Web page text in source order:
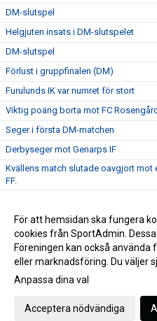
DM-slutspel
Helgjuten insats i DM-slutspelet
DM-slutspel
Förlust i gruppfinalen (DM)
Furulunds IK var numret för stort
Viktig poäng borta mot FC
Seger i första DM-matchen
Derbyseger mot Genarps IF
Kvällens match slutade oavgjort mot
FF.
Förlust i första träningsmatchen
DM HJ 2022
Gå till
För att hemsidan ska fungera
cookies från SportAdmin.
Föreningen kan också
eller marknadsföring. Du väljer
Anpassa dina val
Acceptera nödvändiga